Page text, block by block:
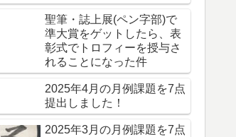
聖筆・誌上展(ペン字部)で
準大賞をゲットしたら、表
彰式でトロフィーを授与さ
れることになった件
2025年4月の月例課題を7点
提出しました！
2025年3月の月例課題を7点